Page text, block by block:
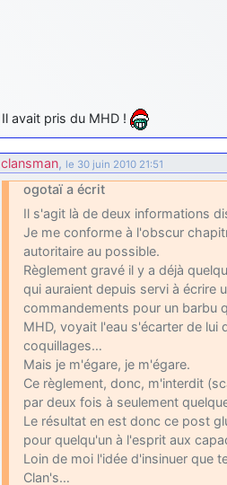
Il avait pris du MHD !
clansman, le 30 juin 2010 21:51
ogotaï a écrit
Il s'agit là de deux informations
Je me conforme à l'obscur
autoritaire au possible.
Règlement gravé il y a déjà
qui auraient depuis servi à écrire
commandements pour un barbu
MHD, voyait l'eau s'écarter de lui
coquillages…
Mais je m'égare, je m'égare.
Ce règlement, donc, m'interdit
par deux fois à seulement
Le résultat en est donc ce post
pour quelqu'un à l'esprit aux
Loin de moi l'idée d'insinuer que
Clan's…